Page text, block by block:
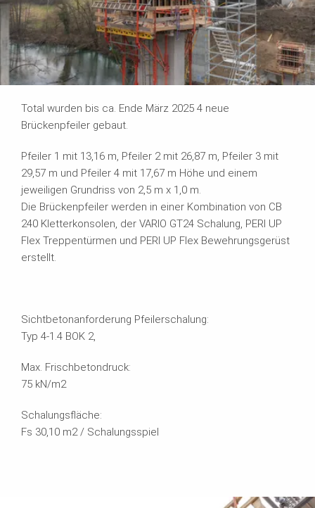
Total wurden bis ca. Ende März 2025 4 neue
Brückenpfeiler gebaut.
Pfeiler 1 mit 13,16 m, Pfeiler 2 mit 26,87 m, Pfeiler 3 mit
29,57 m und Pfeiler 4 mit 17,67 m Höhe und einem
jeweiligen Grundriss von 2,5 m x 1,0 m.
Die Brückenpfeiler werden in einer Kombination von CB
240 Kletterkonsolen, der VARIO GT24 Schalung, PERI UP
Flex Treppentürmen und PERI UP Flex Bewehrungsgerüst
erstellt.
Sichtbetonanforderung Pfeilerschalung:
Typ 4-1.4 BOK 2,
Max. Frischbetondruck:
75 kN/m2
Schalungsfläche:
Fs 30,10 m2 / Schalungsspiel